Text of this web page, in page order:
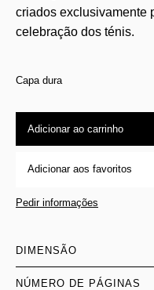
criados exclusivamente
celebração dos ténis.
Capa dura
Adicionar ao carrinho
Adicionar aos favoritos
Pedir informações
DIMENSÃO
NÚMERO DE PÁGINAS